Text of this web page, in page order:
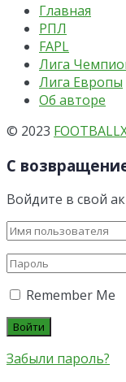
Главная
РПЛ
FAPL
Лига
Лига Европы
Об авторе
© 2023
С
Войдите в свой
Remember Me
Забыли пароль?